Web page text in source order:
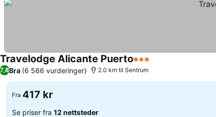
Travelodge Alicante Puerto3 Stjerner
7,8Bra (6 566 vurderinger) 2.0 km til Sentrum
Fra 417 kr
Se priser fra 12 nettsteder